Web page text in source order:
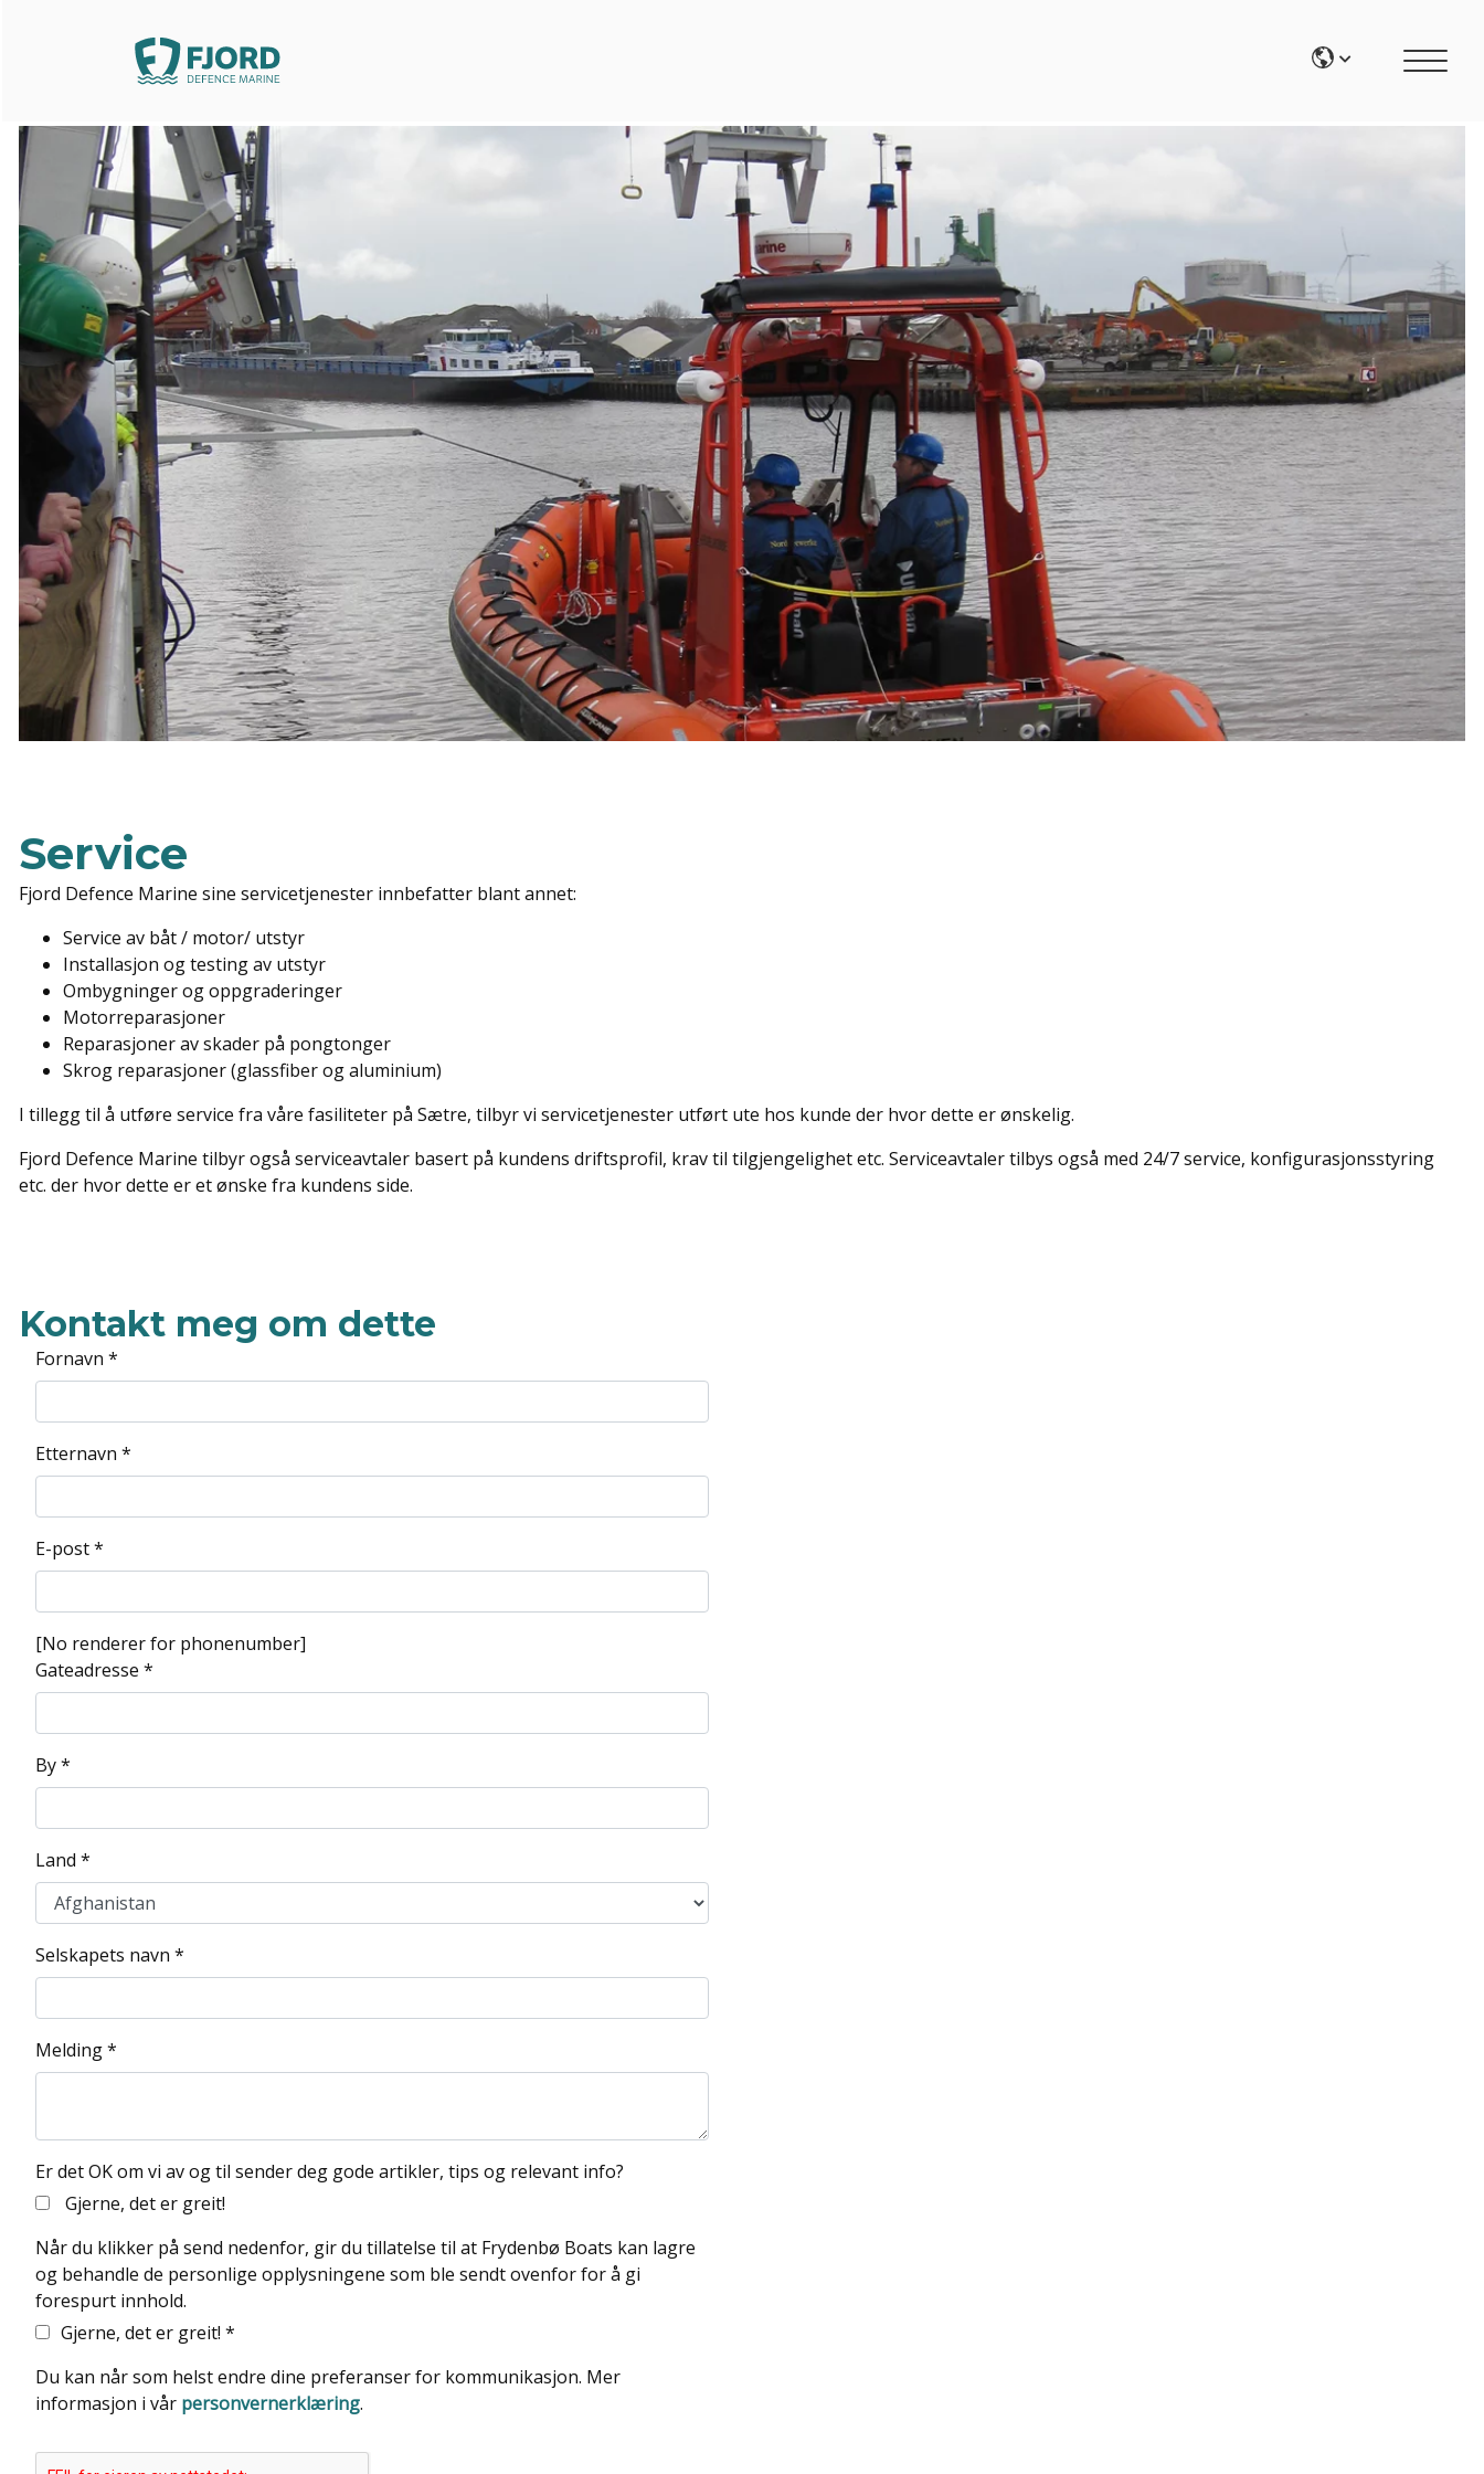
Service
Fjord Defence Marine sine servicetjenester innbefatter blant annet:
Service av båt / motor/ utstyr
Installasjon og testing av utstyr
Ombygninger og oppgraderinger
Motorreparasjoner
Reparasjoner av skader på pongtonger
Skrog reparasjoner (glassfiber og aluminium)
I tillegg til å utføre service fra våre fasiliteter på Sætre, tilbyr vi servicetjenester utført ute hos kunde der hvor dette er ønskelig.
Fjord Defence Marine tilbyr også serviceavtaler basert på kundens driftsprofil, krav til tilgjengelighet etc. Serviceavtaler tilbys også med 24/7 service, konfigurasjonsstyring
etc. der hvor dette er et ønske fra kundens side.
Kontakt meg om dette
Fornavn *
Etternavn *
E-post *
[No renderer for phonenumber]
Gateadresse *
By *
Land *
Selskapets navn *
Melding *
Er det OK om vi av og til sender deg gode artikler, tips og relevant info?
Gjerne, det er greit!
Når du klikker på send nedenfor, gir du tillatelse til at Frydenbø Boats kan lagre
og behandle de personlige opplysningene som ble sendt ovenfor for å gi
forespurt innhold.
Gjerne, det er greit! *
Du kan når som helst endre dine preferanser for kommunikasjon. Mer
informasjon i vår personvernerklæring.